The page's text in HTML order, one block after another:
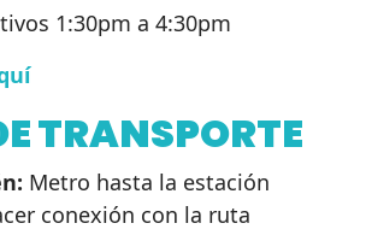
1:30pm a 4:30pm
TRANSPORTE
Metro hasta la estación
conexión con la ruta